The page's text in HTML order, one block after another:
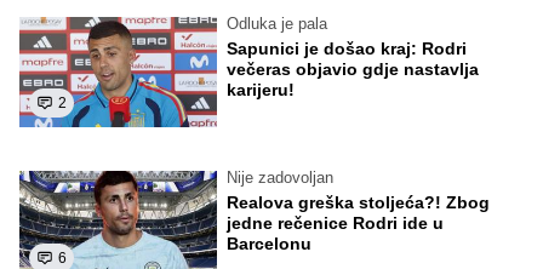
2
Odluka je pala
Sapunici je došao kraj: Rodri
večeras objavio gdje nastavlja
karijeru!
6
Nije zadovoljan
Realova greška stoljeća?! Zbog
jedne rečenice Rodri ide u
Barcelonu